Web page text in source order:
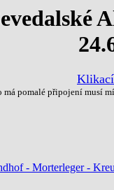
má pomalé připojení musí
- Morterleger -